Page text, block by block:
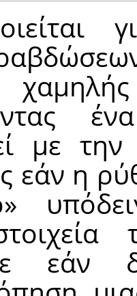
με
εάν η
»
εάν